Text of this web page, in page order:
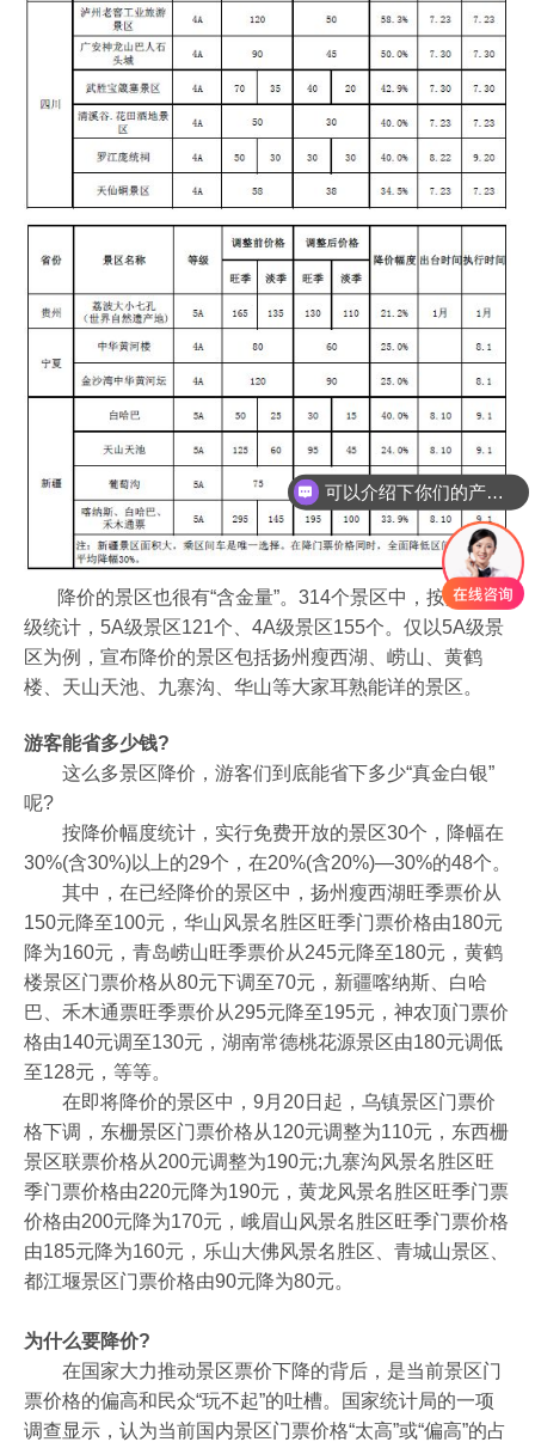
降价的景区也很有“含金量”。314个景区中，按景区等
级统计，5A级景区121个、4A级景区155个。仅以5A级景
区为例，宣布降价的景区包括扬州瘦西湖、崂山、黄鹤
楼、天山天池、九寨沟、华山等大家耳熟能详的景区。
游客能省多少钱?
这么多景区降价，游客们到底能省下多少“真金白银”
呢?
按降价幅度统计，实行免费开放的景区30个，降幅在
30%(含30%)以上的29个，在20%(含20%)—30%的48个。
其中，在已经降价的景区中，扬州瘦西湖旺季票价从
150元降至100元，华山风景名胜区旺季门票价格由180元
降为160元，青岛崂山旺季票价从245元降至180元，黄鹤
楼景区门票价格从80元下调至70元，新疆喀纳斯、白哈
巴、禾木通票旺季票价从295元降至195元，神农顶门票价
格由140元调至130元，湖南常德桃花源景区由180元调低
至128元，等等。
在即将降价的景区中，9月20日起，乌镇景区门票价
格下调，东栅景区门票价格从120元调整为110元，东西栅
景区联票价格从200元调整为190元;九寨沟风景名胜区旺
季门票价格由220元降为190元，黄龙风景名胜区旺季门票
价格由200元降为170元，峨眉山风景名胜区旺季门票价格
由185元降为160元，乐山大佛风景名胜区、青城山景区、
都江堰景区门票价格由90元降为80元。
为什么要降价?
在国家大力推动景区票价下降的背后，是当前景区门
票价格的偏高和民众“玩不起”的吐槽。国家统计局的一项
调查显示，认为当前国内景区门票价格“太高”或“偏高”的占
可以介绍下你们的产品么